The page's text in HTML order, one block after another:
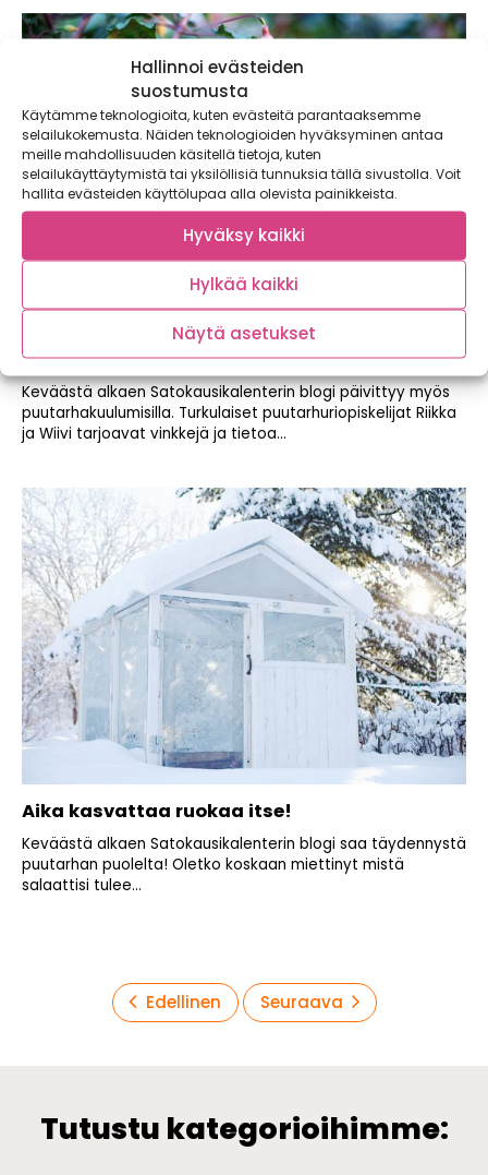
Hallinnoi evästeiden
suostumusta
Käytämme teknologioita, kuten evästeitä parantaaksemme
selailukokemusta. Näiden teknologioiden hyväksyminen antaa
meille mahdollisuuden käsitellä tietoja, kuten
selailukäyttäytymistä tai yksilöllisiä tunnuksia tällä sivustolla. Voit
hallita evästeiden käyttölupaa alla olevista painikkeista.
Hyväksy kaikki
Hylkää kaikki
Näytä asetukset
Tutkimusmatka syötävien kukkien ja versojen
maailmaan – Mimis Kotipellon puutarha
Keväästä alkaen Satokausikalenterin blogi päivittyy myös
puutarhakuulumisilla. Turkulaiset puutarhuriopiskelijat Riikka
ja Wiivi tarjoavat vinkkejä ja tietoa...
Aika kasvattaa ruokaa itse!
Keväästä alkaen Satokausikalenterin blogi saa täydennystä
puutarhan puolelta! Oletko koskaan miettinyt mistä
salaattisi tulee...
ArtikkelienEdellinen Seuraava
Tutustu kategorioihimme: